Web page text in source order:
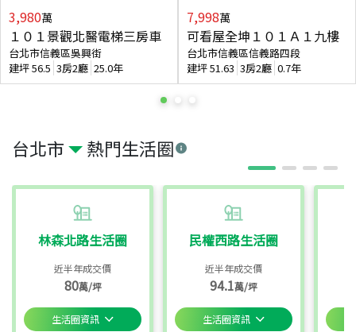
台北市 熱門生活圈
林森北路生活圈
近半年成交價
80萬/坪
生活圈資訊
民權西路生活圈
近半年成交價
94.1萬/坪
生活圈資訊
3,980萬
１０１景觀北醫電梯三房車
台北市信義區吳興街
建坪56.5 3房2廳 25.0年
7,998萬
可看屋全坤１０１Ａ１九樓
台北市信義區信義路四段
建坪51.63 3房2廳 0.7年